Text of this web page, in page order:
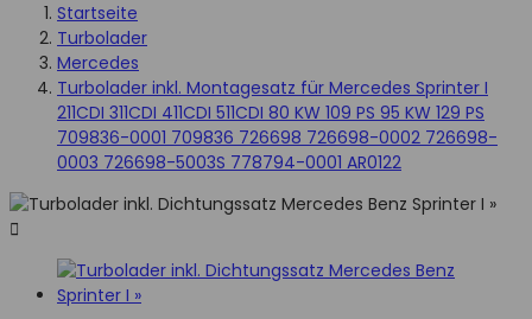
Startseite
Turbolader
Mercedes
Turbolader inkl. Montagesatz für Mercedes Sprinter I
211CDI 311CDI 411CDI 511CDI 80 KW 109 PS 95 KW 129 PS
709836-0001 709836 726698 726698-0002 726698-
0003 726698-5003S 778794-0001 AR0122
